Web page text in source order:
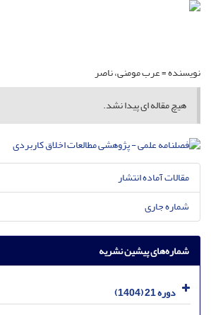
نویسنده =عرب مومنی، ناصر
هیچ مقاله ای پیدا نشد.
مقالات آماده انتشار
شماره جاری
شماره‌های پیشین نشریه
دوره 21 (1404)